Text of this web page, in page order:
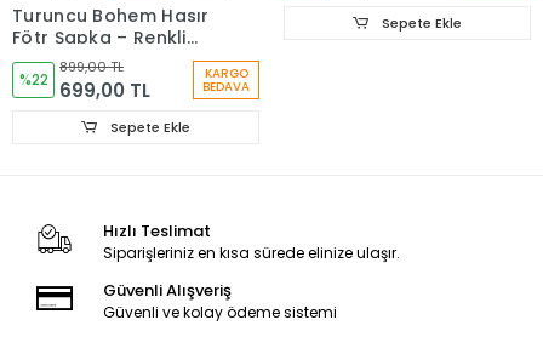
Turuncu Bohem Hasır
Fötr Şapka – Renkli
Etnik Şeritli Yazlık
Kadın Şapkası 6261
%22
899,00 TL
699,00 TL
KARGO
BEDAVA
Sepete Ekle
Sepete Ekle
Hızlı Teslimat
Siparişleriniz en kısa sürede elinize ulaşır.
Güvenli Alışveriş
Güvenli ve kolay ödeme sistemi